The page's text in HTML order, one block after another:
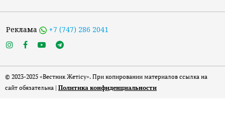
Реклама +7 (747) 286 2041
© 2023-2025 «Вестник Жетісу». При копировании материалов ссылка на
сайт обязательна | Политика конфиденциальности